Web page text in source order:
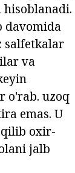
davomida
salfetkalar
va
o'rab. uzoq
emas. U
oxir-
jalb